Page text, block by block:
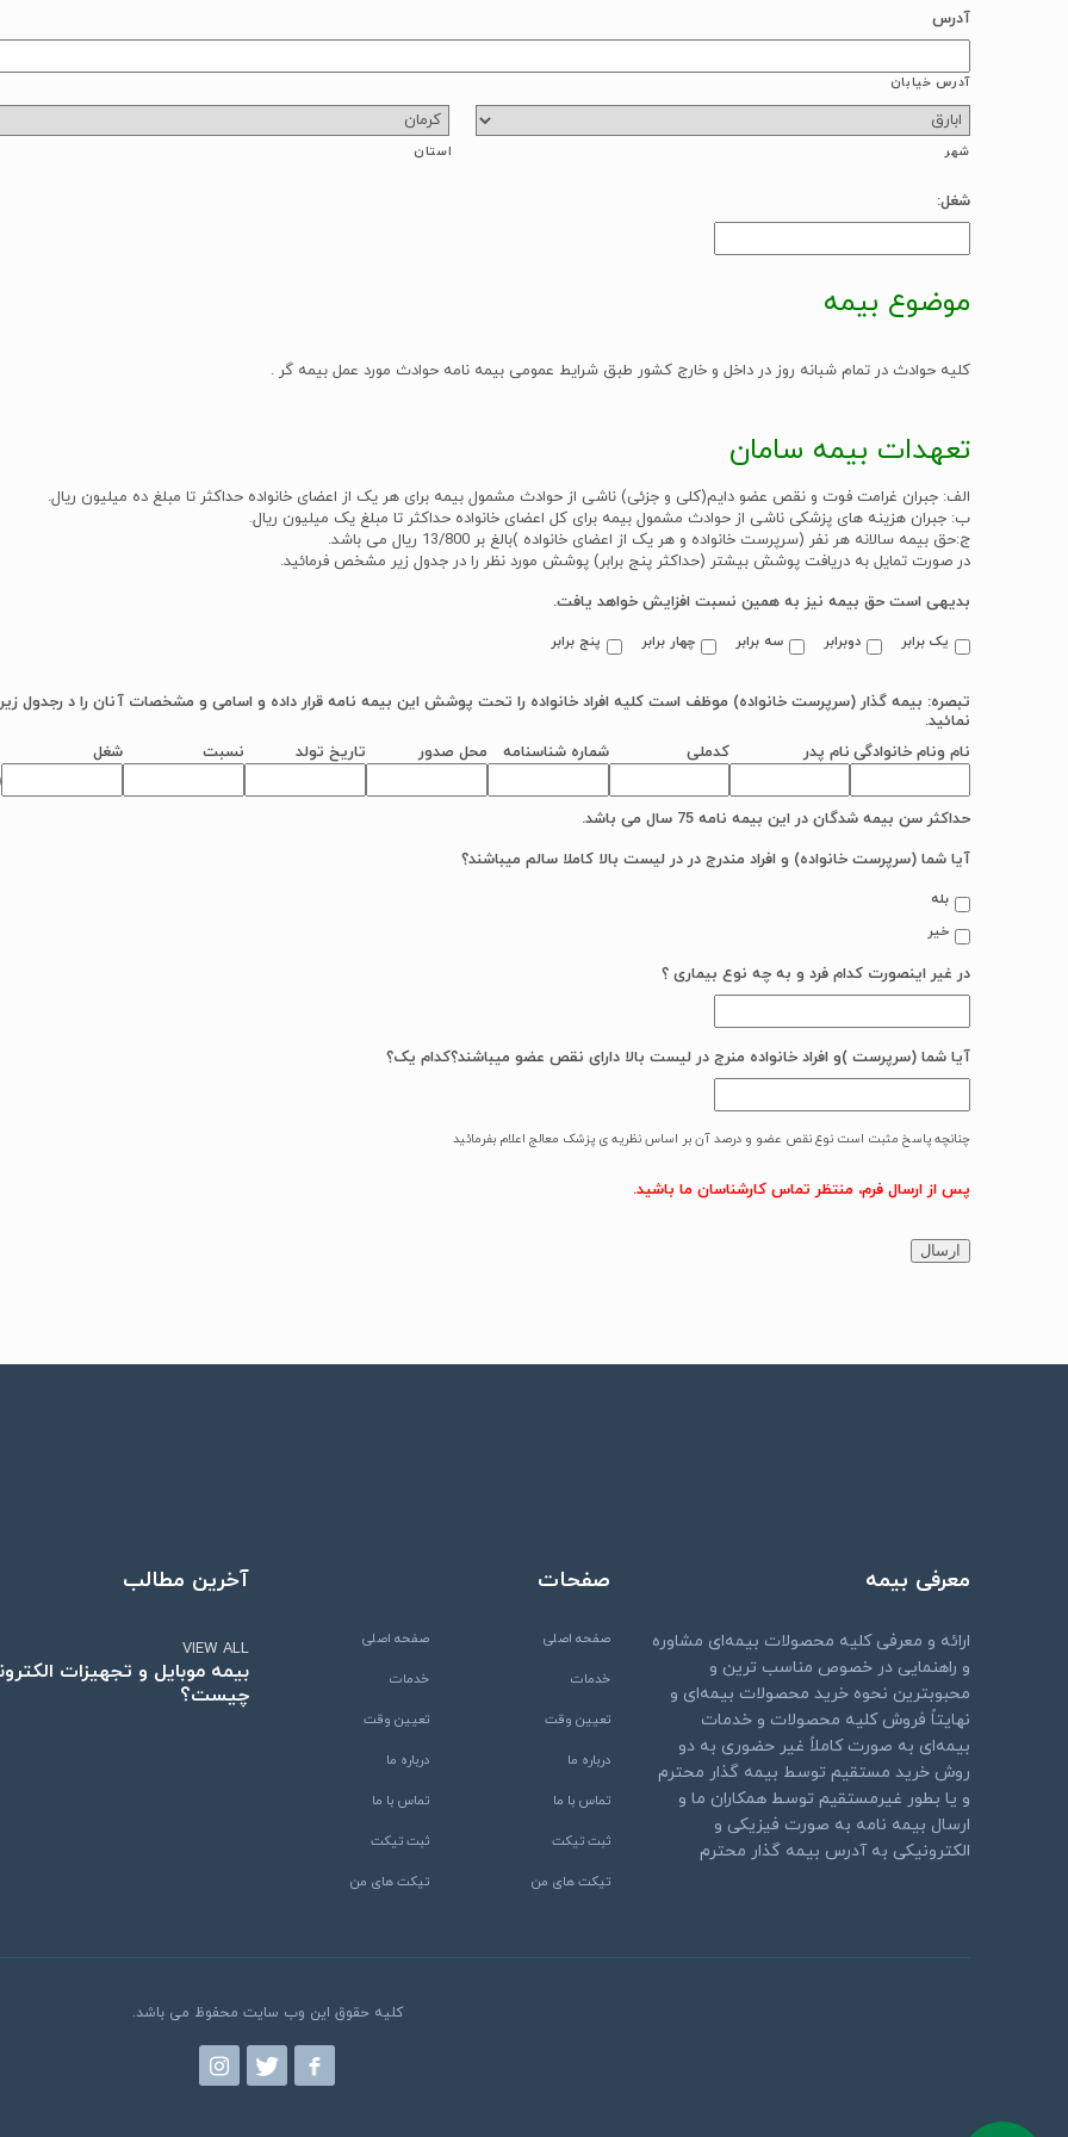
آدرس
آدرس خیابان
شهر استان
شغل:
موضوع بیمه
کلیه حوادث در تمام شبانه روز در داخل و خارج کشور طبق شرایط عمومی بیمه نامه حوادث مورد عمل بیمه گر .
تعهدات بیمه سامان
الف: جبران غرامت فوت و نقص عضو دایم(کلی و جزئی) ناشی از حوادث مشمول بیمه برای هر یک از اعضای خانواده حداکثر تا مبلغ ده میلیون ریال.
ب: جبران هزینه های پزشکی ناشی از حوادث مشمول بیمه برای کل اعضای خانواده حداکثر تا مبلغ یک میلیون ریال.
ج:حق بیمه سالانه هر نفر (سرپرست خانواده و هر یک از اعضای خانواده )بالغ بر 13/800 ریال می باشد.
در صورت تمایل به دریافت پوشش بیشتر (حداکثر پنج برابر) پوشش مورد نظر را در جدول زیر مشخص فرمائید.
بدیهی است حق بیمه نیز به همین نسبت افزایش خواهد یافت.
یک برابر دوبرابر سه برابر چهار برابر پنج برابر
تبصره: بیمه گذار (سرپرست خانواده) موظف است کلیه افراد خانواده را تحت پوشش این بیمه نامه قرار داده و اسامی و مشخصات آنان را د رجدول
نمائید.
نام ونام خانوادگی نام پدر کدملی شماره شناسنامه محل صدور تاریخ تولد نسبت شغل
حداکثر سن بیمه شدگان در این بیمه نامه 75 سال می باشد.
آیا شما (سرپرست خانواده) و افراد مندرج در در لیست بالا کاملا سالم میباشند؟
بله
خیر
در غیر اینصورت کدام فرد و به چه نوع بیماری ؟
آیا شما (سرپرست )و افراد خانواده منرج در لیست بالا دارای نقص عضو میباشند؟کدام یک؟
چنانچه پاسخ مثبت است نوع نقص عضو و درصد آن بر اساس نظریه ی پزشک معالج اعلام بفرمائید
پس از ارسال فرم، منتظر تماس کارشناسان ما باشید.
معرفی بیمه
ارائه و معرفی کلیه محصولات بیمه‌ای مشاوره
و راهنمایی در خصوص مناسب ترین و
محبوبترین نحوه خرید محصولات بیمه‌ای و
نهایتاً فروش کلیه محصولات و خدمات
بیمه‌ای به صورت کاملاً غیر حضوری به دو
روش خرید مستقیم توسط بیمه گذار محترم
و یا بطور غیرمستقیم توسط همکاران ما و
ارسال بیمه نامه به صورت فیزیکی و
الکترونیکی به آدرس بیمه گذار محترم
صفحات
صفحه اصلی
خدمات
تعیین وقت
درباره ما
تماس با ما
ثبت تیکت
تیکت های من
صفحه اصلی
خدمات
تعیین وقت
درباره ما
تماس با ما
ثبت تیکت
تیکت های من
آخرین مطالب
VIEW ALL
بیمه موبایل و تجهیزات
چیست؟
کلیه حقوق این وب سایت محفوظ می باشد.